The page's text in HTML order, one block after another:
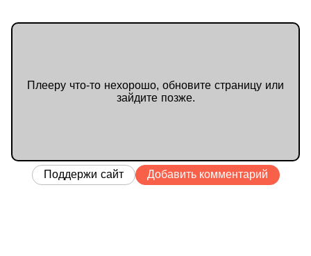
Плееру что-то нехорошо, обновите страницу или
зайдите позже.
Поддержи сайт Добавить комментарий